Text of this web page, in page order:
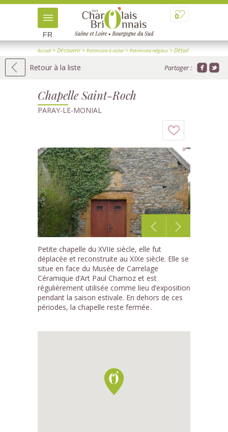
0
FR
Accueil> Découvrir> Patrimoine à visiter> Patrimoine religieux> Détail
Retour à la liste Partager :
Chapelle Saint-Roch
PARAY-LE-MONIAL
à
mon
carnet
1 /3
Petite chapelle du XVIIe siècle, elle fut
déplacée et reconstruite au XIXe siècle. Elle se
situe en face du Musée de Carrelage
Céramique d’Art Paul Charnoz et est
régulièrement utilisée comme lieu d’exposition
pendant la saison estivale. En dehors de ces
périodes, la chapelle reste fermée.